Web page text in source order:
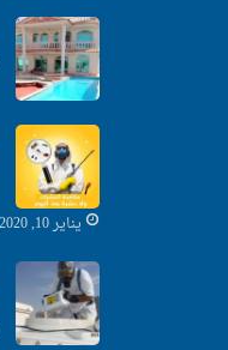
يناير 10, 2020